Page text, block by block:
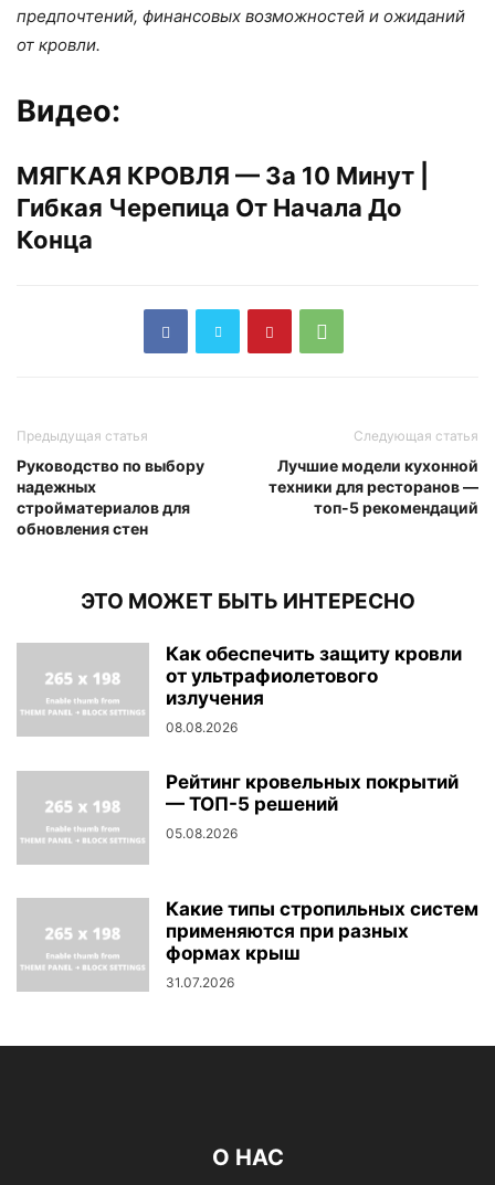
предпочтений, финансовых возможностей и ожиданий
от кровли.
Видео:
МЯГКАЯ КРОВЛЯ — За 10 Минут |
Гибкая Черепица От Начала До
Конца
Предыдущая статья
Руководство по выбору
надежных
стройматериалов для
обновления стен
Следующая статья
Лучшие модели кухонной
техники для ресторанов —
топ-5 рекомендаций
ЭТО МОЖЕТ БЫТЬ ИНТЕРЕСНО
Как обеспечить защиту кровли
от ультрафиолетового
излучения
08.08.2026
Рейтинг кровельных покрытий
— ТОП-5 решений
05.08.2026
Какие типы стропильных систем
применяются при разных
формах крыш
31.07.2026
О НАС